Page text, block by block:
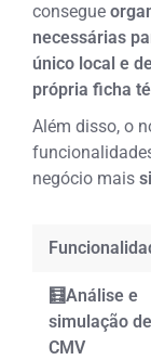
consegue
necessárias
único local e
própria ficha
Além disso, o
negócio mais
🧮Análise e
simulação de
CMV